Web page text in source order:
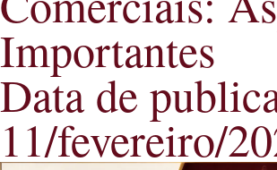
Importantes
Data de
11/fevereiro/